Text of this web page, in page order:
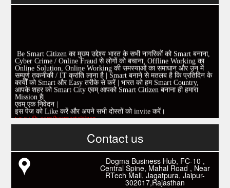
Be Smart Citizen का मुख्य उद्देश्य भारत के सभी नागरिकों को Smart बनाना,
Cyber Crime / Online Fraud से लोगों को बचाना, Offline Working का
Online Solution, Online Working की समस्याओं का समाधान और उन में
सम्पूर्ण तकनीकी / IT क्रांति लाना है | Smart बनाने से मतलब है कि प्रतिदिन के
कार्यों को Smart और Easy तरीके से करें | भारत को हम Smart Country,
आपके शहर को Smart City एवम् आपको Smart Citizen बनाना ही हमारा
Mission है|
एवम् एक निवेदन |
इस पेज को Like करें और अपने सभी दोस्तों को invite करें।
www.fb.com/besmartcitizen
Be Smart Citizen App Download करें। जिस से आप के दैनिक जीवन में
https://goo.gl/fhmp6D
यदि आप को इस App में कुछ भी जानकारी लेनी हो तो कम से कम एक बार
Download कारों ओर जानो Smart Work के तरीके।
Contact us
Dogma Business Hub, FC-10 ,
Central Spine, Mahal Road , Near
RTech Mall, Jagatpura, Jaipur-
302017,Rajasthan